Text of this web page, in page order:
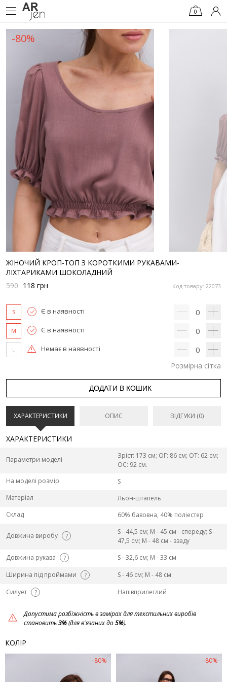
0
-80%
ЖІНОЧИЙ КРОП-ТОП З КОРОТКИМИ РУКАВАМИ-
ЛІХТАРИКАМИ ШОКОЛАДНИЙ
Код товару: 22073
590 118 грн
S Є в наявності 0
M Є в наявності 0
L Немає в наявності 0
Розмірна сітка
ДОДАТИ В КОШИК
ХАРАКТЕРИСТИКИ ОПИС ВІДГУКИ (0)
ХАРАКТЕРИСТИКИ
Параметри моделі
Зріст: 173 см; ОГ: 86 см; ОТ: 62 см;
ОС: 92 см.
На моделі розмір
S
Матеріал
Льон-штапель
Склад
60% бавовна, 40% поліестер
Довжина виробу ?
S - 44,5 см; M - 45 см - спереду; S -
47,5 см; M - 48 см - ззаду
Довжина рукава
?
S - 32,6 см; M - 33 см
Ширина під проймами
?
S - 46 см; M - 48 см
Силует
? Напівприлеглий
Допустима розбіжність в замірах для текстильних виробів
становить3%(для в'язаних до5%).
КОЛІР
-80% -80%